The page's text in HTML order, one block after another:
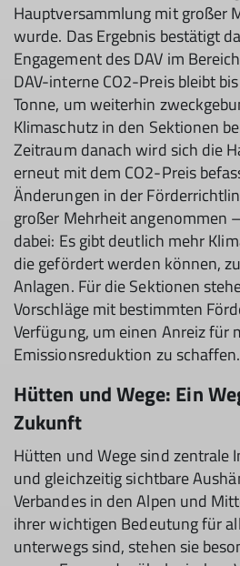
Hauptversammlung mit großer
wurde. Das Ergebnis bestätigt
Engagement des DAV im
DAV-interne CO2-Preis bleibt
Tonne, um weiterhin
Klimaschutz in den Sektionen
Zeitraum danach wird sich die
erneut mit dem CO2-Preis
Änderungen in der
großer Mehrheit angenommen
dabei: Es gibt deutlich mehr
die gefördert werden können,
Anlagen. Für die Sektionen
Vorschläge mit bestimmten
Verfügung, um einen Anreiz für
Emissionsreduktion zu schaffen.
Hütten und Wege: Ein
Zukunft
Hütten und Wege sind zentrale
und gleichzeitig sichtbare
Verbandes in den Alpen und
ihrer wichtigen Bedeutung für
unterwegs sind, stehen sie